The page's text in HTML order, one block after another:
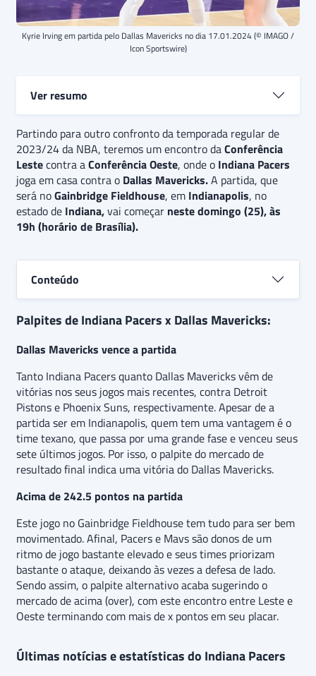
Kyrie Irving em partida pelo Dallas Mavericks no dia 17.01.2024 (© IMAGO /
Icon Sportswire)
Ver resumo
Indiana Pacers e Dallas Mavericksse enfrentam em
jogo da temporada regular de 2023/24 da NBA. O
Pacersquer vencer a terceira seguida para seguir na
briga por uma vaga direta nos playoffs do Leste,
enquanto que osMavstentam o oitavo triunfo
seguido com o mesmo objetivo, mas do lado Oeste.O
palpite éde vitória do Dallas Mavericks, que vem
a expectativa de que a partida tenha um placar
movimentado, indicando uma aposta de “
242.5 pontos
Partindo para outro confronto da temporada regular de
2023/24 da NBA, teremos um encontro daConferência
Lestecontra aConferência Oeste, onde o Indiana Pacers
joga em casa contra o Dallas Mavericks.A partida, que
será noGainbridge Fieldhouse, em Indianapolis, no
estado de Indiana,vai começar neste domingo (25), às
19h (horário de Brasília).
Conteúdo
Palpites de Indiana Pacers x Dallas Mavericks:
Dallas Mavericks vence a partida
Tanto Indiana Pacers quanto Dallas Mavericks vêm de
vitórias nos seus jogos mais recentes, contra Detroit
Pistons e Phoenix Suns, respectivamente. Apesar de a
partida ser em Indianapolis, quem tem uma vantagem é o
time texano, que passa por uma grande fase e venceu seus
sete últimos jogos. Por isso, o palpite do mercado de
resultado final indica uma vitória do Dallas Mavericks.
Acima de 242.5 pontos na partida
Este jogo no Gainbridge Fieldhouse tem tudo para ser bem
movimentado. Afinal, Pacers e Mavs são donos de um
ritmo de jogo bastante elevado e seus times priorizam
bastante o ataque, deixando às vezes a defesa de lado.
Sendo assim, o palpite alternativo acaba sugerindo o
mercado de acima (over), com este encontro entre Leste e
Oeste terminando com mais de x pontos em seu placar.
Últimas notícias e estatísticas do Indiana Pacers